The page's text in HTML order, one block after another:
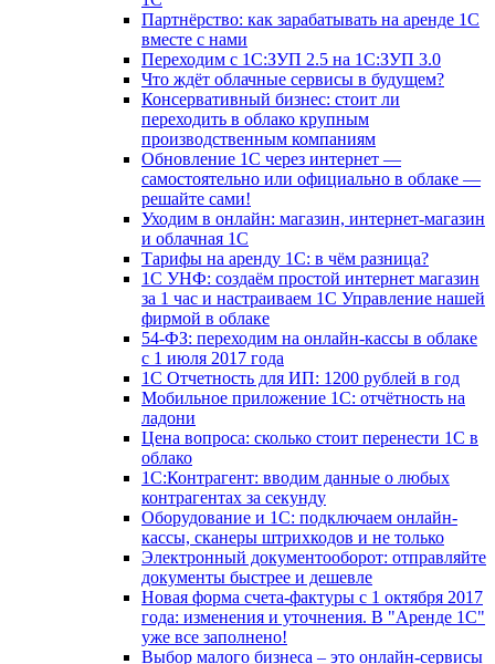
Партнёрство: как зарабатывать на аренде 1С
вместе с нами
Переходим с 1С:ЗУП 2.5 на 1С:ЗУП 3.0
Что ждёт облачные сервисы в будущем?
Консервативный бизнес: стоит ли
переходить в облако крупным
производственным компаниям
Обновление 1С через интернет —
самостоятельно или официально в облаке —
решайте сами!
Уходим в онлайн: магазин, интернет-магазин
и облачная 1С
Тарифы на аренду 1С: в чём разница?
1С УНФ: создаём простой интернет магазин
за 1 час и настраиваем 1С Управление нашей
фирмой в облаке
54-ФЗ: переходим на онлайн-кассы в облаке
с 1 июля 2017 года
1С Отчетность для ИП: 1200 рублей в год
Мобильное приложение 1С: отчётность на
ладони
Цена вопроса: сколько стоит перенести 1С в
облако
1С:Контрагент: вводим данные о любых
контрагентах за секунду
Оборудование и 1С: подключаем онлайн-
кассы, сканеры штрихкодов и не только
Электронный документооборот: отправляйте
документы быстрее и дешевле
Новая форма счета-фактуры с 1 октября 2017
года: изменения и уточнения. В "Аренде 1С"
уже все заполнено!
Выбор малого бизнеса – это онлайн-сервисы